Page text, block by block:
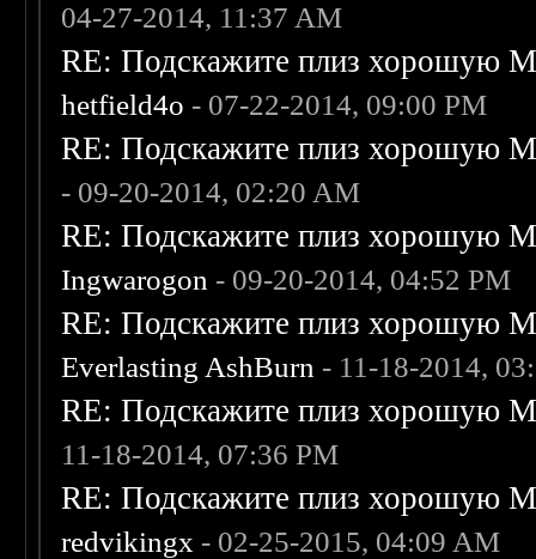
04-27-2014, 11:37 AM
RE: Подскажите плиз хорошую
hetfield4o - 07-22-2014, 09:00 PM
RE: Подскажите плиз хорошую
- 09-20-2014, 02:20 AM
RE: Подскажите плиз хорошую
Ingwarogon - 09-20-2014, 04:52 PM
RE: Подскажите плиз хорошую
Everlasting AshBurn - 11-18-2014,
RE: Подскажите плиз хорошую
11-18-2014, 07:36 PM
RE: Подскажите плиз хорошую
redvikingx - 02-25-2015, 04:09 AM